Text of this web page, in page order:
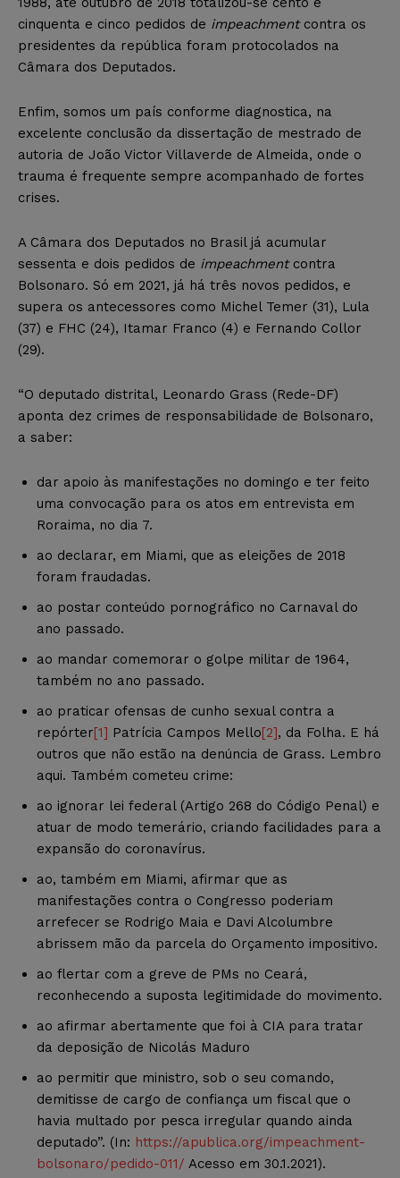
cinquenta e cinco pedidos de impeachment contra os
presidentes da república foram protocolados na
Câmara dos Deputados.
Enfim, somos um país conforme diagnostica, na
excelente conclusão da dissertação de mestrado de
autoria de João Victor Villaverde de Almeida, onde o
trauma é frequente sempre acompanhado de fortes
crises.
A Câmara dos Deputados no Brasil já acumular
sessenta e dois pedidos de impeachment contra
Bolsonaro. Só em 2021, já há três novos pedidos, e
supera os antecessores como Michel Temer (31), Lula
(37) e FHC (24), Itamar Franco (4) e Fernando Collor
(29).
“O deputado distrital, Leonardo Grass (Rede-DF)
aponta dez crimes de responsabilidade de Bolsonaro,
a saber:
dar apoio às manifestações no domingo e ter feito
uma convocação para os atos em entrevista em
Roraima, no dia 7.
ao declarar, em Miami, que as eleições de 2018
foram fraudadas.
ao postar conteúdo pornográfico no Carnaval do
ano passado.
ao mandar comemorar o golpe militar de 1964,
também no ano passado.
ao praticar ofensas de cunho sexual contra a
repórter[1] Patrícia Campos Mello[2], da Folha. E há
outros que não estão na denúncia de Grass. Lembro
aqui. Também cometeu crime:
ao ignorar lei federal (Artigo 268 do Código Penal) e
atuar de modo temerário, criando facilidades para a
expansão do coronavírus.
ao, também em Miami, afirmar que as
manifestações contra o Congresso poderiam
arrefecer se Rodrigo Maia e Davi Alcolumbre
abrissem mão da parcela do Orçamento impositivo.
ao flertar com a greve de PMs no Ceará,
reconhecendo a suposta legitimidade do movimento.
ao afirmar abertamente que foi à CIA para tratar
da deposição de Nicolás Maduro
ao permitir que ministro, sob o seu comando,
demitisse de cargo de confiança um fiscal que o
havia multado por pesca irregular quando ainda
deputado”. (In: https://apublica.org/impeachment-
bolsonaro/pedido-011/ Acesso em 30.1.2021).